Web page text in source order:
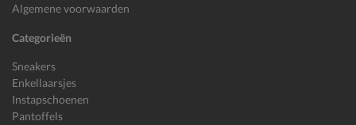
Algemene voorwaarden
Categorieën
Sneakers
Enkellaarsjes
Instapschoenen
Pantoffels